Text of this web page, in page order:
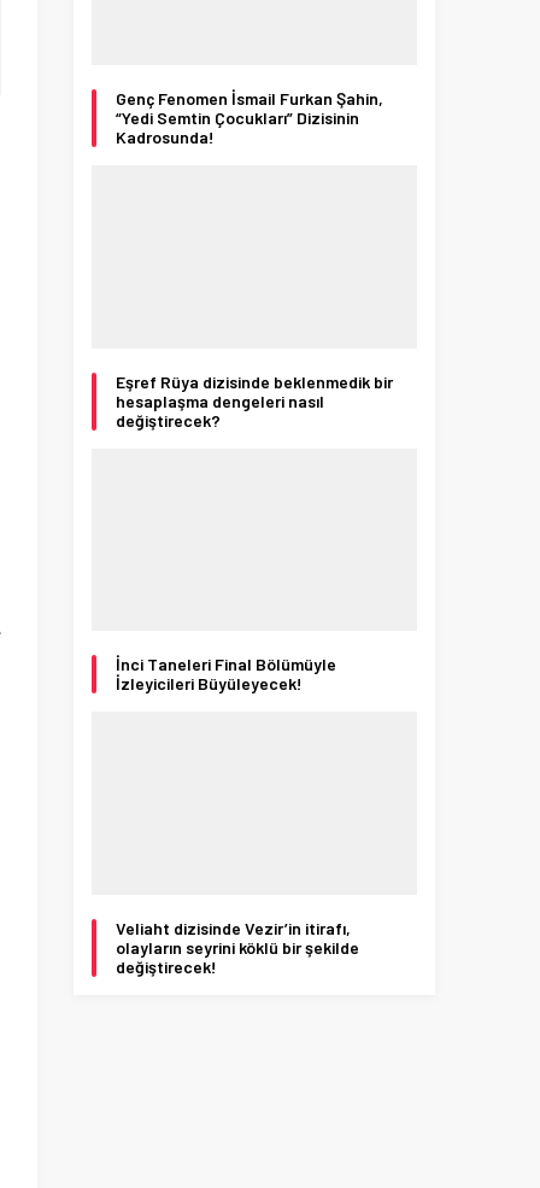
Genç Fenomen İsmail Furkan Şahin,
“Yedi Semtin Çocukları” Dizisinin
Kadrosunda!
Eşref Rüya dizisinde beklenmedik bir
hesaplaşma dengeleri nasıl
değiştirecek?
İnci Taneleri Final Bölümüyle
İzleyicileri Büyüleyecek!
Veliaht dizisinde Vezir’in itirafı,
olayların seyrini köklü bir şekilde
değiştirecek!